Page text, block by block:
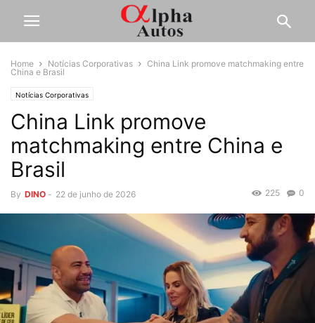
Home Notícias Corporativas
China Link promove matchmaking entre
China e Brasil
Notícias Corporativas
China Link promove
matchmaking entre China e
Brasil
By DINO - 22 de junho de 2026 0
225